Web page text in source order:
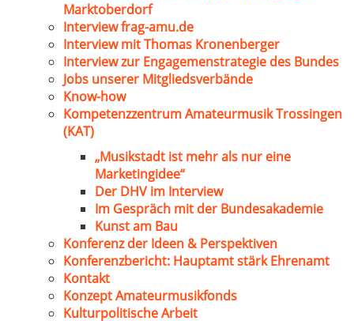
Marktoberdorf
Interview frag-amu.de
Interview mit Thomas Kronenberger
Interview zur Engagemenstrategie des Bundes
Jobs unserer Mitgliedsverbände
Know-how
Kompetenzzentrum Amateurmusik Trossingen
(KAT)
„Musikstadt ist mehr als nur eine
Marketingidee“
Der DHV im Interview
Im Gespräch mit der Bundesakademie
Kunst am Bau
Konferenz der Ideen & Perspektiven
Konferenzbericht: Hauptamt stärk Ehrenamt
Kontakt
Konzept Amateurmusikfonds
Kulturpolitische Arbeit